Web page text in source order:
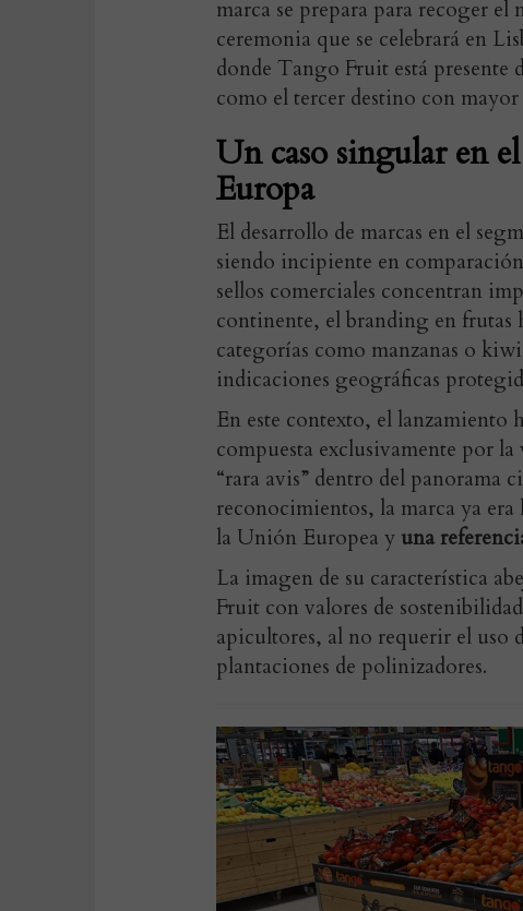
marca se prepara para recoger
ceremonia que se celebrará en
donde Tango Fruit está presente
como el tercer destino con
Un caso singular en
Europa
El desarrollo de marcas en el
siendo incipiente en
sellos comerciales concentran
continente, el branding en frutas
categorías como manzanas o
indicaciones geográficas
En este contexto, el lanzamiento
compuesta exclusivamente por
“rara avis” dentro del panorama
reconocimientos, la marca ya
la Unión Europea y una
La imagen de su característica
Fruit con valores de
apicultores, al no requerir el uso
plantaciones de polinizadores.